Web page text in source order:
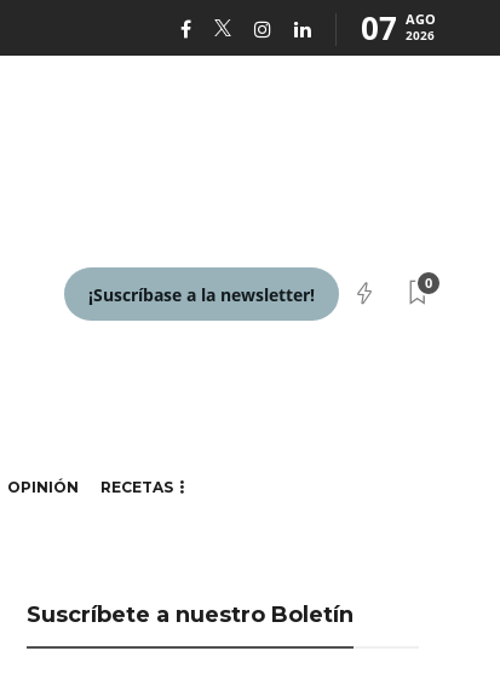
07 AGO
2026
¡Suscríbase a la newsletter!
0
OPINIÓN RECETAS
Suscríbete a nuestro Boletín